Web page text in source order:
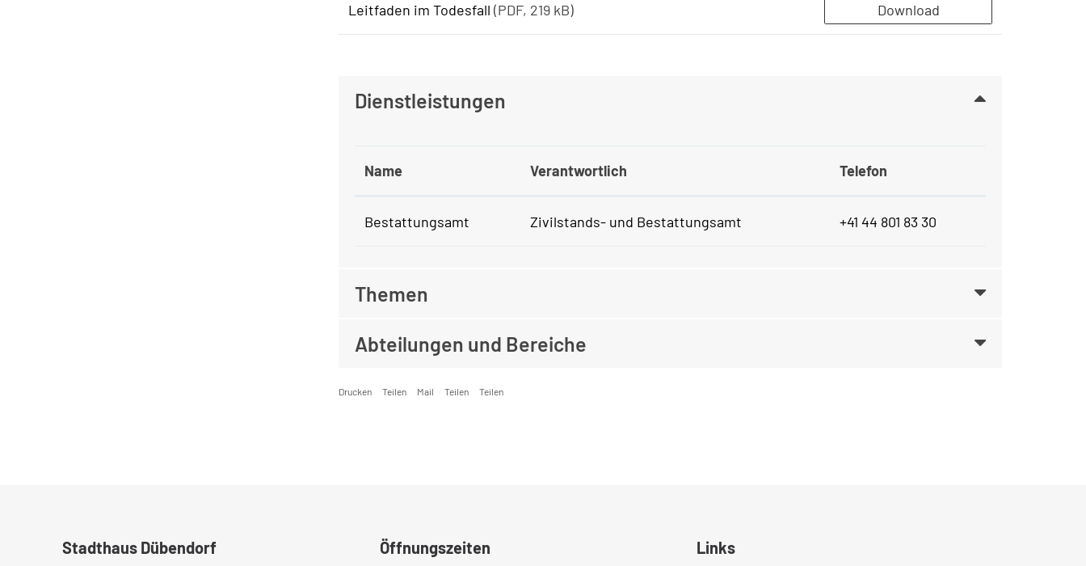
Leitfaden im Todesfall (PDF, 219 kB) Download
Dienstleistungen
Name Verantwortlich Telefon
Bestattungsamt Zivilstands- und Bestattungsamt +41 44 801 83 30
Themen
Abteilungen und Bereiche
Drucken Teilen Mail Teilen Teilen
Stadthaus Dübendorf
Öffnungszeiten
Links